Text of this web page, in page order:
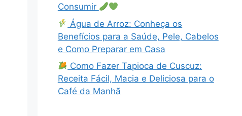
Consumir
Água de Arroz: Conheça os
Benefícios para a Saúde, Pele, Cabelos
e Como Preparar em Casa
Como Fazer Tapioca de Cuscuz:
Receita Fácil, Macia e Deliciosa para o
Café da Manhã